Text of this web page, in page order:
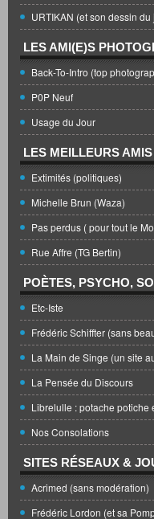
URTIKAN (et son dessin du
LES AMI(E)S
Back-To-Intro (top
P0P Neuf
Usage du Jour
LES MEILLEURS
Extimités (politiques)
Michelle Brun (Waza)
Pas perdus ( pour tout le
Rue Affre (TG Bertin)
POÈTES, PSYCHO,
Etc-Iste
Frédéric Schiffter (sans
La Main de Singe (un site
La Pensée du Discours
Librelulle : potache potiche
Nos Consolations
SITES RÉSEAUX &
Acrimed (sans modération)
Frédéric Lordon (et sa